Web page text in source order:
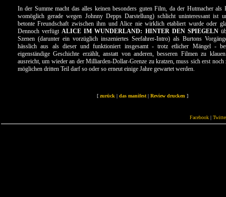
In der Summe macht das alles keinen besonders guten Film, da der Hutmacher als
womöglich gerade wegen Johnny Depps Darstellung) schlicht uninteressant ist
betonte Freundschaft zwischen ihm und Alice nie wirklich etabliert wurde oder
Dennoch verfügtALICE IM WUNDERLAND: HINTER DEN SPIEGELN
Szenen (darunter ein vorzüglich inszeniertes Seefahrer-Intro) als Burtons
hässlich aus als dieser und funktioniert insgesamt - trotz etlicher Mängel -
eigenständige Geschichte erzählt, anstatt von anderen, besseren Filmen zu
ausreicht, um wieder an der Milliarden-Dollar-Grenze zu kratzen, muss sich erst noch
möglichen dritten Teil darf so oder so erneut einige Jahre gewartet werden.
[ zurück | das manifest | Review drucken ]
Facebook |